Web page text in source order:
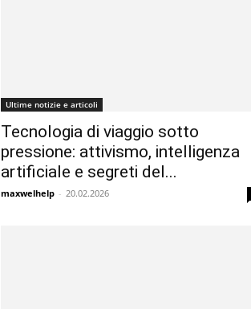
Ultime notizie e articoli
Tecnologia di viaggio sotto
pressione: attivismo, intelligenza
artificiale e segreti del...
maxwelhelp - 20.02.2026